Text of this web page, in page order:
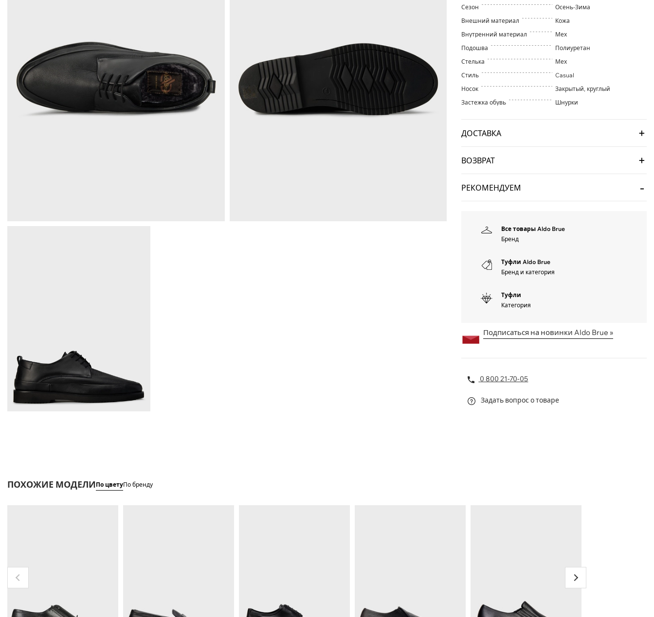
Сезон
Осень-Зима
Внешний материал
Кожа
Внутренний материал
Мех
Подошва
Полиуретан
Стелька
Мех
Стиль
Casual
Носок
Закрытый, круглый
Застежка обувь
Шнурки
ДОСТАВКА
ВОЗВРАТ
РЕКОМЕНДУЕМ
Все товары Aldo Brue
Бренд
Туфли Aldo Brue
Бренд и категория
Туфли
Категория
Подписаться на новинки Aldo Brue »
0 800 21-70-05
Задать вопрос о товаре
ПОХОЖИЕ МОДЕЛИПо цветуПо бренду